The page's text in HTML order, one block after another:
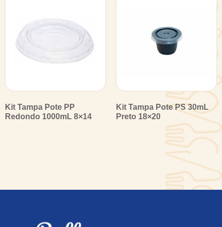
Kit Tampa Pote PP
Redondo 1000mL 8×14
Kit Tampa Pote PS 30mL
Preto 18×20